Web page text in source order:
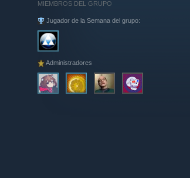
MIEMBROS DEL GRUPO
Jugador de la Semana del grupo:
Administradores